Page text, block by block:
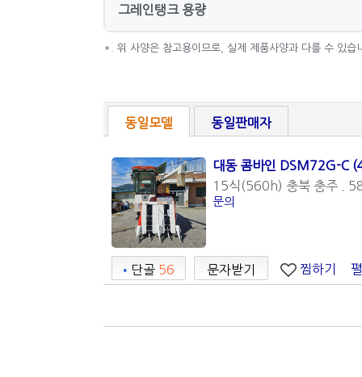
그레인탱크 용량
*. 위 사양은 참고용이므로, 실제 제품사양과 다를 수 있습
동일모델 동일판매자
대동 콤바인 DSM72G-C
15식(560h) 충북 충주 .
문의
• 단골 56 문자받기 찜하기